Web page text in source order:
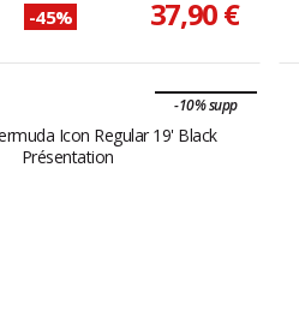
-45% 37,90 €
-10% supp